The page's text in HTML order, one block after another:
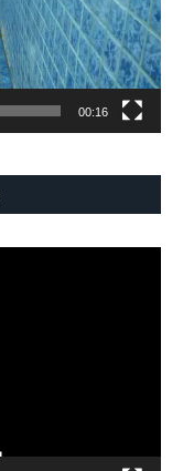
00:16